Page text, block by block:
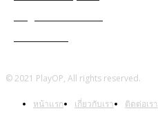
© 2021 PlayOP, All rights reserved.
หน้าแรก เกี่ยวกับเรา ติดต่อเรา